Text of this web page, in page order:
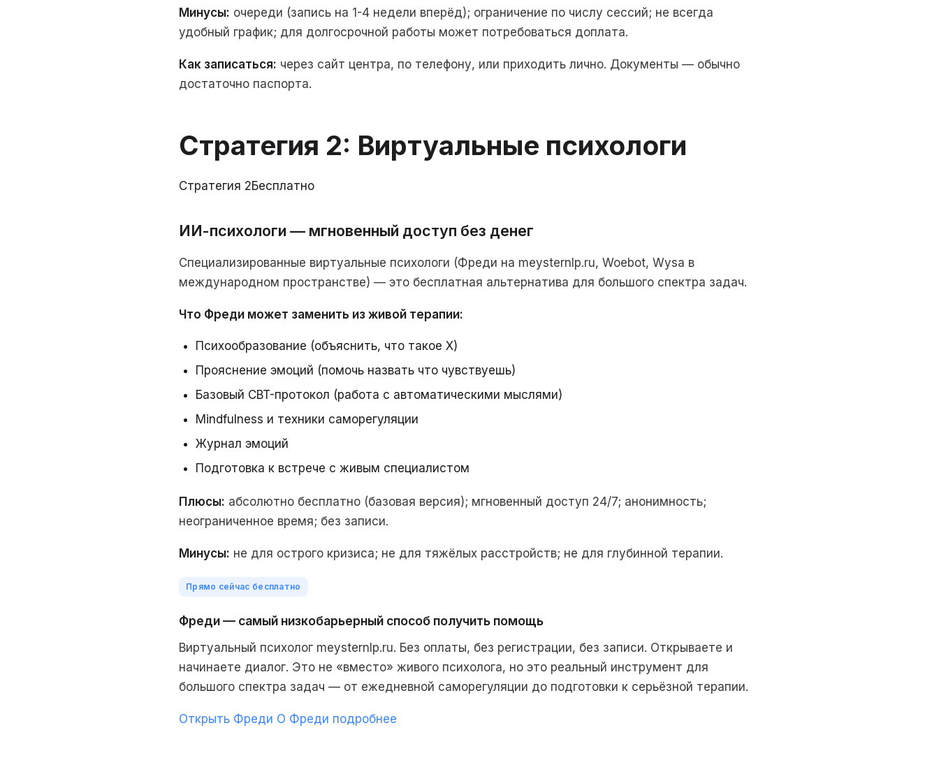
Минусы: очереди (запись на 1-4 недели вперёд); ограничение по числу сессий; не всегда
удобный график; для долгосрочной работы может потребоваться доплата.
Как записаться: через сайт центра, по телефону, или приходить лично. Документы — обычно
достаточно паспорта.
Стратегия 2: Виртуальные психологи
Стратегия 2Бесплатно
ИИ-психологи — мгновенный доступ без денег
Специализированные виртуальные психологи (Фреди на meysternlp.ru, Woebot, Wysa в
международном пространстве) — это бесплатная альтернатива для большого спектра задач.
Что Фреди может заменить из живой терапии:
Психообразование (объяснить, что такое X)
Прояснение эмоций (помочь назвать что чувствуешь)
Базовый CBT-протокол (работа с автоматическими мыслями)
Mindfulness и техники саморегуляции
Журнал эмоций
Подготовка к встрече с живым специалистом
Плюсы: абсолютно бесплатно (базовая версия); мгновенный доступ 24/7; анонимность;
неограниченное время; без записи.
Минусы: не для острого кризиса; не для тяжёлых расстройств; не для глубинной терапии.
Прямо сейчас бесплатно
Фреди — самый низкобарьерный способ получить помощь
Виртуальный психолог meysternlp.ru. Без оплаты, без регистрации, без записи. Открываете и
начинаете диалог. Это не «вместо» живого психолога, но это реальный инструмент для
большого спектра задач — от ежедневной саморегуляции до подготовки к серьёзной терапии.
Открыть Фреди О Фреди подробнее